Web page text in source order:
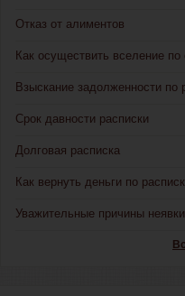
Отказ от алиментов
Как осуществить вселение по
Взыскание задолженности по
Срок давности расписки
Долговая расписка
Как вернуть деньги по
Уважительные причины